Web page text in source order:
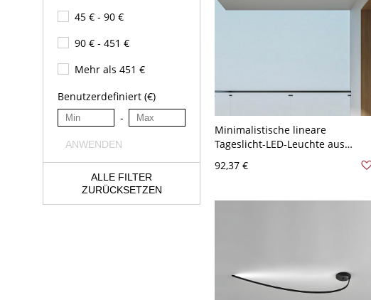
45 € - 90 €
90 € - 451 €
Mehr als 451 €
Benutzerdefiniert (€)
-
ANWENDEN
ALLE FILTER
ZURÜCKSETZEN
Minimalistische lineare
Tageslicht-LED-Leuchte aus
110V-120V, 47,5"
92,37 €